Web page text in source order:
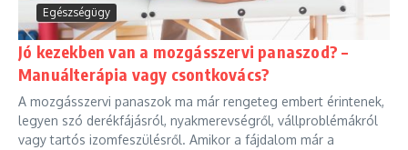
Egészségügy
Jó kezekben van a mozgásszervi panaszod? –
Manuálterápia vagy csontkovács?
A mozgásszervi panaszok ma már rengeteg embert érintenek,
legyen szó derékfájásról, nyakmerevségről, vállproblémákról
vagy tartós izomfeszülésről. Amikor a fájdalom már a